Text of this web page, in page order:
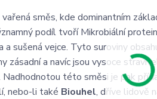
směs, kde dominantním
podíl tvoří Mikrobiální
sušená vejce. Tyto suroviny
zásadní a navíc jsou vysoce
této směsi je pak
nebo-li také Biouhel, dříve lidově